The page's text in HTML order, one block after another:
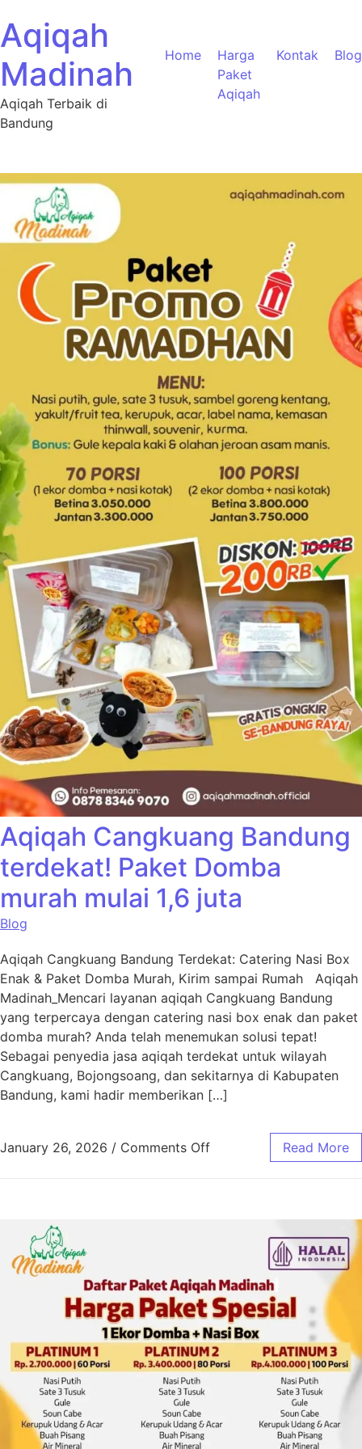
Aqiqah
Madinah
Aqiqah Terbaik di
Bandung
Home
Harga
Paket
Aqiqah
Kontak Blog
Aqiqah Cangkuang Bandung
terdekat! Paket Domba
murah mulai 1,6 juta
Blog
Aqiqah Cangkuang Bandung Terdekat: Catering Nasi Box
Enak & Paket Domba Murah, Kirim sampai Rumah Aqiqah
Madinah_Mencari layanan aqiqah Cangkuang Bandung
yang terpercaya dengan catering nasi box enak dan paket
domba murah? Anda telah menemukan solusi tepat!
Sebagai penyedia jasa aqiqah terdekat untuk wilayah
Cangkuang, Bojongsoang, dan sekitarnya di Kabupaten
Bandung, kami hadir memberikan […]
January 26, 2026 / Comments Off Read More